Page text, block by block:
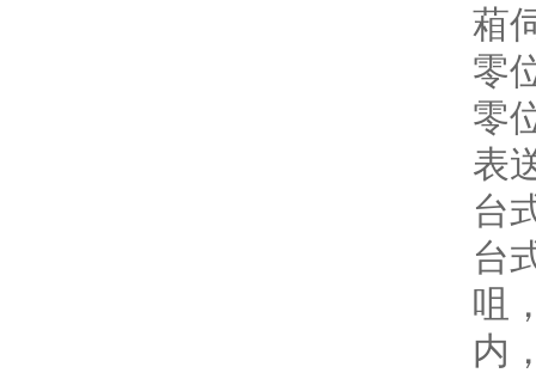
葙
零
零
表
台
台
咀
内